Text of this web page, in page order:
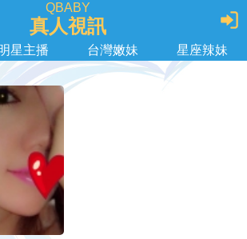
QBABY
真人視訊
星主播 台灣嫩妹
星座辣妹